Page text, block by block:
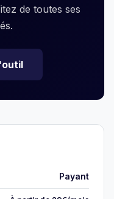
de toutes ses
Payant